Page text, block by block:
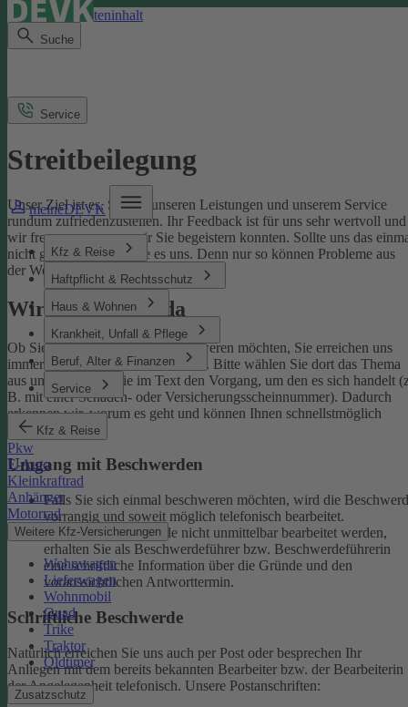
Direkt zum Seiteninhalt
Suche
meineDEVK
Kfz & Reise
Haftpflicht & Rechtsschutz
Haus & Wohnen
Krankheit, Unfall & Pflege
Beruf, Alter & Finanzen
Service
Kfz & Reise
Pkw
E-Auto
Kleinkraftrad
Anhänger
Motorrad
Weitere Kfz-Versicherungen
Wohnwagen
Lieferwagen
Wohnmobil
Quad
Trike
Traktor
Oldtimer
Zusatzschutz
Service
Streitbeilegung
Unser Ziel ist es, Sie mit unseren Leistungen und unserem Service
rundum zufriedenzustellen. Ihr Feedback ist für uns sehr wertvoll und
wir freuen uns, wenn wir Sie begeistern konnten. Sollte uns das
nicht gelingen, sagen Sie es uns. Denn nur so können Probleme aus
der Welt geschafft werden.
Wir sind für Sie da
Ob Sie uns loben oder sich beschweren möchten, Sie erreichen uns
immer über unser Kontaktformular
. Bitte wählen Sie dort das Thema
aus und benennen Sie im Text den Vorgang, um den es sich handelt
B. mit einer Schaden- oder Versicherungsscheinnummer). Dadurch
erkennen wir, worum es geht und können Ihnen schnellstmöglich
weiterhelfen.
Umgang mit Beschwerden
Falls Sie sich einmal beschweren möchten, wird die
vorrangig und soweit möglich telefonisch bearbeitet.
Kann eine Beschwerde nicht unmittelbar bearbeitet werden,
erhalten Sie als Beschwerdeführer bzw. Beschwerdeführerin
eine schriftliche Information über die Gründe und den
voraussichtlichen Antworttermin.
Schriftliche Beschwerde
Natürlich erreichen Sie uns auch per Post oder besprechen Ihr
Anliegen mit dem bereits bekannten Bearbeiter bzw. der Bearbeiterin
der Angelegenheit telefonisch. Unsere Postanschriften: